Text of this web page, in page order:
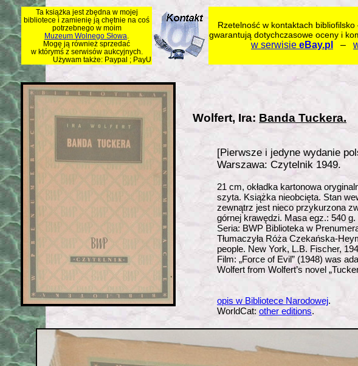
Ta książka jest zbędna w mojej
bibliotece i zamienię ją chętnie na coś
potrzebnego w moim
Muzeum Wolnego Słowa
Mogę ją również sprzedać
w którymś z serwisów aukcyjnych.
Używam także: Paypal ; PayU
Rzetelność w kontaktach
gwarantują dotychczasowe oceny i
w serwisie eBay.pl –
Wolfert, Ira: Banda Tuckera.
[Pierwsze i jedyne wydanie
Warszawa: Czytelnik 1949.
21 cm, okładka kartonowa
szyta. Książka nieobcięta. Stan
zewnątrz jest nieco przykurzona
górnej krawędzi. Masa egz.: 540 g.
Seria: BWP Biblioteka w
Tłumaczyła Róża Czekańska-
people. New York, L.B. Fischer,
Film: „Force of Evil” (1948) was
Wolfert from Wolfert’s novel
opis w Bibliotece Narodowej.
WorldCat: other editions.